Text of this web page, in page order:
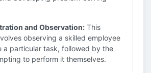
and Observation: This
observing a skilled employee
a particular task, followed by the
to perform it themselves.